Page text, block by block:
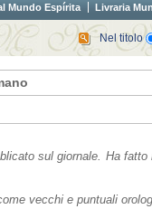
Mundo Espírita Livraria
Nel titolo
sul giornale. Ha
vecchi e puntuali